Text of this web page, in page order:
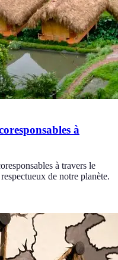
à
à travers le
de notre planète.